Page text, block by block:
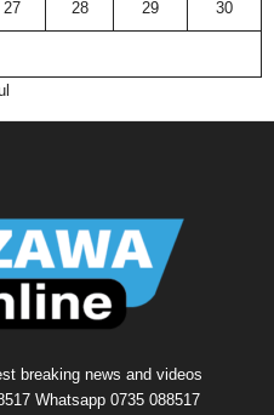
27 28 29 30
breaking news and videos
Whatsapp 0735 088517